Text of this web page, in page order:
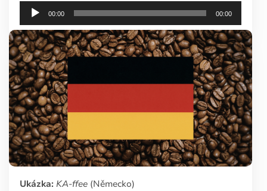
Audio
přehrávač
00:00 00:00
Ukázka: KA-ffee (Německo)